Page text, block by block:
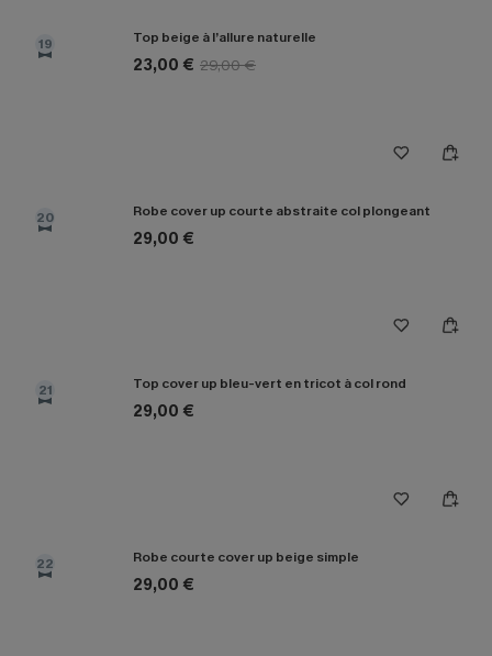
19 Top beige à l’allure naturelle
23,00 € 29,00 €
20 Robe cover up courte abstraite col plongeant
29,00 €
21 Top cover up bleu-vert en tricot à col rond
29,00 €
22 Robe courte cover up beige simple
29,00 €